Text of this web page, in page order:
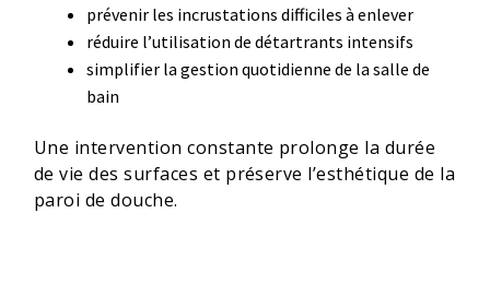
prévenir les incrustations difficiles à enlever
réduire l’utilisation de détartrants intensifs
simplifier la gestion quotidienne de la salle de
bain
Une intervention constante prolonge la durée
de vie des surfaces et préserve l’esthétique de la
paroi de douche.